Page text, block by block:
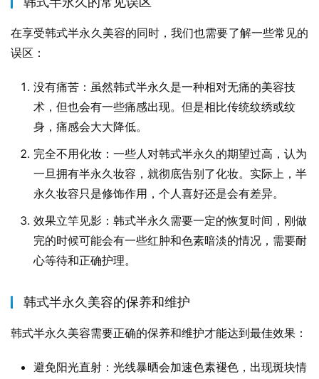
在享受韩式半永久美容的同时，我们也需要了解一些常见的
误区：
没有痛苦：虽然韩式半永久是一种相对无痛的美容技
术，但也会有一些痛感出现。但是相比传统纹绣或纹
身，痛感会大大降低。
完全不用化妆：一些人对韩式半永久的期望过高，认为
一旦拥有半永久妆容，就彻底告别了化妆。实际上，半
永久妆容只是修饰作用，个人喜好还是会有差异。
效果立竿见影：韩式半永久需要一定的恢复时间，刚做
完的时候可能会有一些红肿和色素暗淡的情况，需要耐
心等待和正确护理。
韩式半永久美容的保养和维护
韩式半永久美容需要正确的保养和维护才能达到最佳效果：
避免阳光直射：光线暴晒会加速色素褪色，出现斑块情